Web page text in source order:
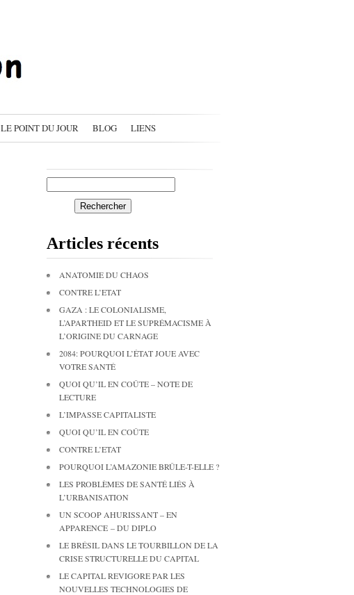
LE POINT DU JOUR BLOG LIENS
Articles récents
ANATOMIE DU CHAOS
CONTRE L’ETAT
GAZA : LE COLONIALISME,
L’APARTHEID ET LE SUPRÉMACISME À
L’ORIGINE DU CARNAGE
2084: POURQUOI L’ÉTAT JOUE AVEC
VOTRE SANTÉ
QUOI QU’IL EN COÛTE – NOTE DE
LECTURE
L’IMPASSE CAPITALISTE
QUOI QU’IL EN COÛTE
CONTRE L’ETAT
POURQUOI L’AMAZONIE BRÛLE-T-ELLE ?
LES PROBLÈMES DE SANTÉ LIÉS À
L’URBANISATION
UN SCOOP AHURISSANT – EN
APPARENCE – DU DIPLO
LE BRÉSIL DANS LE TOURBILLON DE LA
CRISE STRUCTURELLE DU CAPITAL
LE CAPITAL REVIGORE PAR LES
NOUVELLES TECHNOLOGIES DE